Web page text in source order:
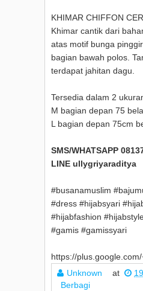
KHIMAR CHIFFON
Khimar cantik dari
atas motif bunga
bagian bawah polos.
terdapat jahitan dagu.
Tersedia dalam 2
M bagian depan 75
L bagian depan 75cm
SMS/WHATSAPP
LINE ullygriyaraditya
#busanamuslim
#dress #hijabsyari
#hijabfashion
#gamis #gamissyari
https://
Unknown
at
Berbagi